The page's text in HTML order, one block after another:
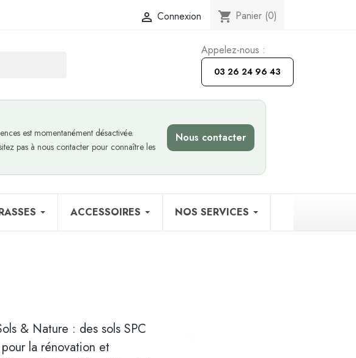
 Connexion shopping_cart Panier (0)
Appelez-nous :
03 26 24 96 43
est momentanément désactivée.
pas à nous contacter pour connaître les
Nous contacter
ACCESSOIRES NOS SERVICES
& Nature : des sols SPC
la rénovation et